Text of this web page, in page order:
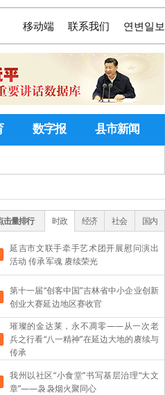
연변일보
联系我们
移动端
数字报 县市新闻
击量排行 时政 经济 社会 国内
延吉市文联手牵手艺术团开展慰问演出
活动 传承军魂 赓续荣光
第十一届“创客中国”吉林省中小企业创新
创业大赛延边地区赛收官
璀璨的金达莱，永不凋零——从一次老
兵之行看“八一精神”在延边大地的赓续与
传承
我州以社区“小食堂”书写基层治理“大文
章”——袅袅烟火聚同心